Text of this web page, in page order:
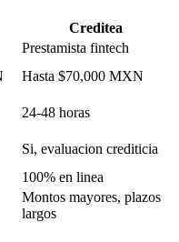
Creditea
Prestamista fintech
Hasta $70,000 MXN
24-48 horas
Si, evaluacion crediticia
100% en linea
Montos mayores, plazos
largos